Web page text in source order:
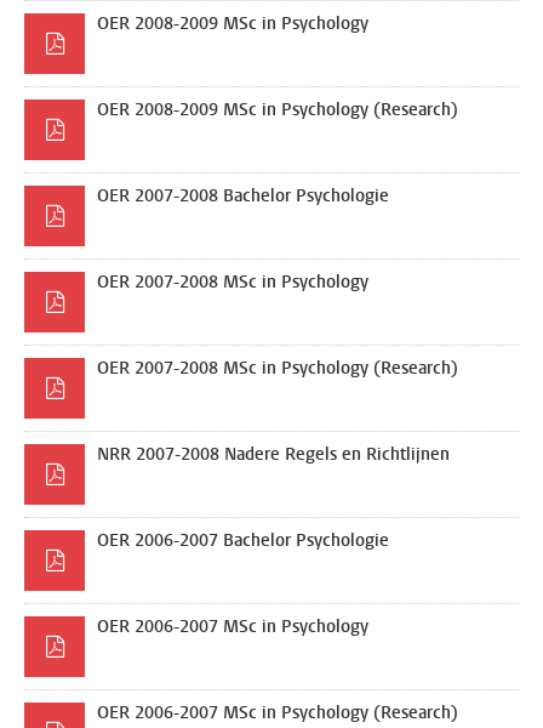
OER 2008-2009 MSc in Psychology
OER 2008-2009 MSc in Psychology (Research)
OER 2007-2008 Bachelor Psychologie
OER 2007-2008 MSc in Psychology
OER 2007-2008 MSc in Psychology (Research)
NRR 2007-2008 Nadere Regels en Richtlijnen
OER 2006-2007 Bachelor Psychologie
OER 2006-2007 MSc in Psychology
OER 2006-2007 MSc in Psychology (Research)